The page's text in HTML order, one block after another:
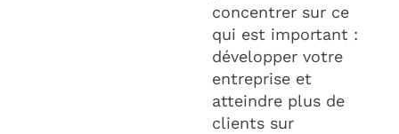
concentrer sur ce
qui est important :
développer votre
entreprise et
atteindre plus de
clients sur